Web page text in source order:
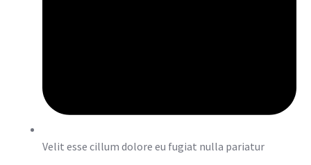
Velit esse cillum dolore eu fugiat nulla pariatur